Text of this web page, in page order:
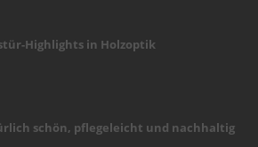
Highlights in Holzoptik
schön, pflegeleicht und nachhaltig